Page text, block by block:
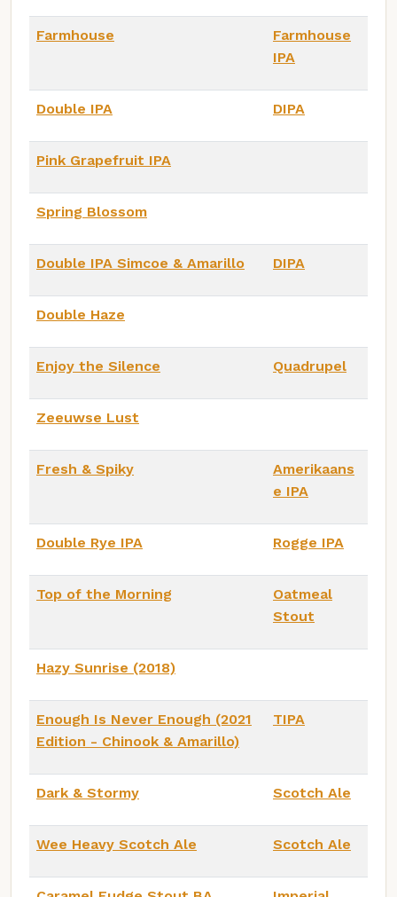
Farmhouse
Farmhouse
IPA
Double IPA DIPA
Pink Grapefruit IPA
Spring Blossom
Double IPA Simcoe & Amarillo DIPA
Double Haze
Enjoy the Silence Quadrupel
Zeeuwse Lust
Fresh & Spiky
Amerikaans
e IPA
Double Rye IPA Rogge IPA
Top of the Morning
Oatmeal
Stout
Hazy Sunrise (2018)
Enough Is Never Enough (2021
Edition - Chinook & Amarillo)
TIPA
Dark & Stormy Scotch Ale
Wee Heavy Scotch Ale Scotch Ale